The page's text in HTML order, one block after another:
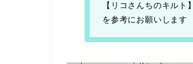
【リコさんちのキルト
を参考にお願いします